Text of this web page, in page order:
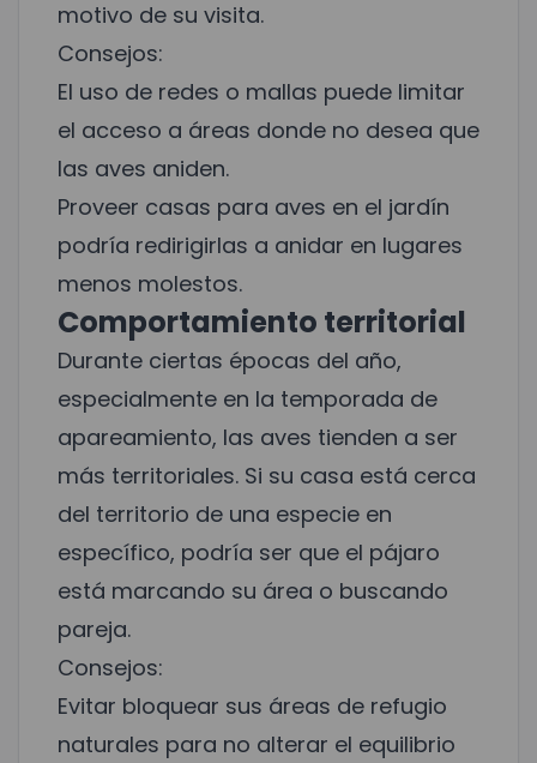
motivo de su visita.
Consejos:
El uso de redes o mallas puede limitar
el acceso a áreas donde no desea que
las aves aniden.
Proveer casas para aves en el jardín
podría redirigirlas a anidar en lugares
menos molestos.
Comportamiento territorial
Durante ciertas épocas del año,
especialmente en la temporada de
apareamiento, las aves tienden a ser
más territoriales. Si su casa está cerca
del territorio de una especie en
específico, podría ser que el pájaro
está marcando su área o buscando
pareja.
Consejos:
Evitar bloquear sus áreas de refugio
naturales para no alterar el equilibrio